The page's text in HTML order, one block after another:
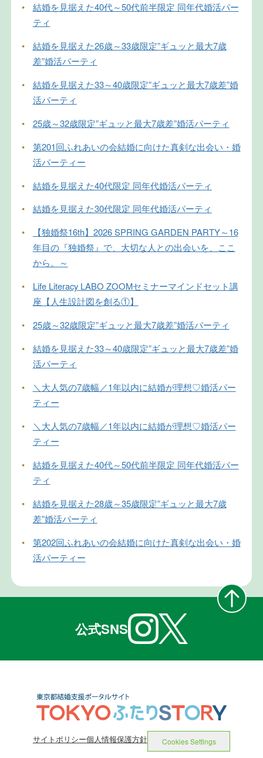
•
結婚を見据えた40代～50代前半限定 同年代婚活パー
ティ
•
結婚を見据えた26歳～33歳限定”ギュッと最大7歳
差”婚活パーティ
•
結婚を見据えた33～40歳限定”ギュッと最大7歳差”婚
活パーティ
•
25歳～32歳限定”ギュッと最大7歳差”婚活パーティ
•
第201回ふれあいの会結婚に向けた真剣な出会い・婚
活パーティー
•
結婚を見据えた40代限定 同年代婚活パーティ
•
結婚を見据えた30代限定 同年代婚活パーティ
•
【独婚祭16th】2026 SPRING GARDEN PARTY～16
年目の『独婚祭』で、大切な人との出会いを、ここ
から。～
•
Life Literacy LABO ZOOMセミナーマインドセット講
座【人生設計図を創る①】
•
25歳～32歳限定”ギュッと最大7歳差”婚活パーティ
•
結婚を見据えた33～40歳限定”ギュッと最大7歳差”婚
活パーティ
•
＼大人気の7歳幅／1年以内に結婚が理想♡婚活パー
ティー
•
＼大人気の7歳幅／1年以内に結婚が理想♡婚活パー
ティー
•
結婚を見据えた40代～50代前半限定 同年代婚活パー
ティ
•
結婚を見据えた28歳～35歳限定”ギュッと最大7歳
差”婚活パーティ
•
第202回ふれあいの会結婚に向けた真剣な出会い・婚
活パーティー
公式SNS
サイトポリシー個人情報保護方針 Cookies Settings